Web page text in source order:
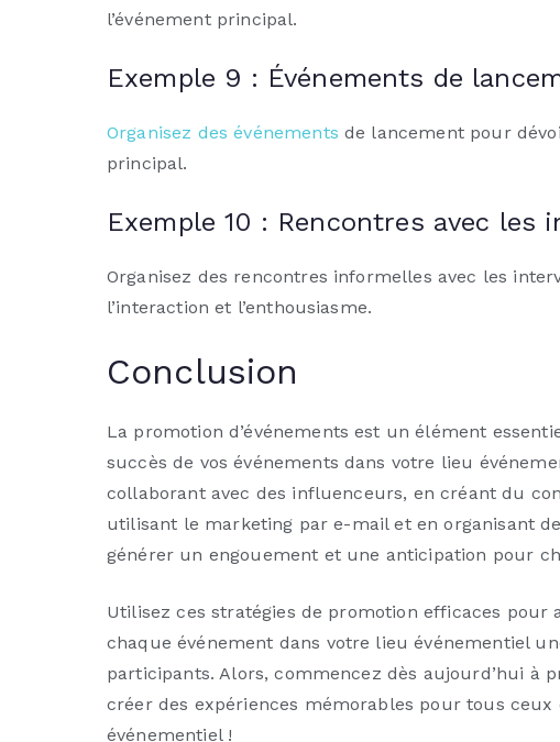
l’événement principal.
Exemple 9 : Événements de
Organisez des événements de lancement pour
principal.
Exemple 10 : Rencontres avec les
Organisez des rencontres informelles avec les
l’interaction et l’enthousiasme.
Conclusion
La promotion d’événements est un élément
succès de vos événements dans votre lieu
collaborant avec des influenceurs, en créant du
utilisant le marketing par e-mail et en organisant
générer un engouement et une anticipation pour
Utilisez ces stratégies de promotion efficaces
chaque événement dans votre lieu événementiel
participants. Alors, commencez dès aujourd’hui à
créer des expériences mémorables pour tous
événementiel !